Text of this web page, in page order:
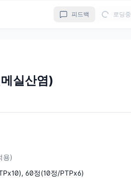
피드백 로딩중
실산염)
용)
60정(10정/PTPx6)